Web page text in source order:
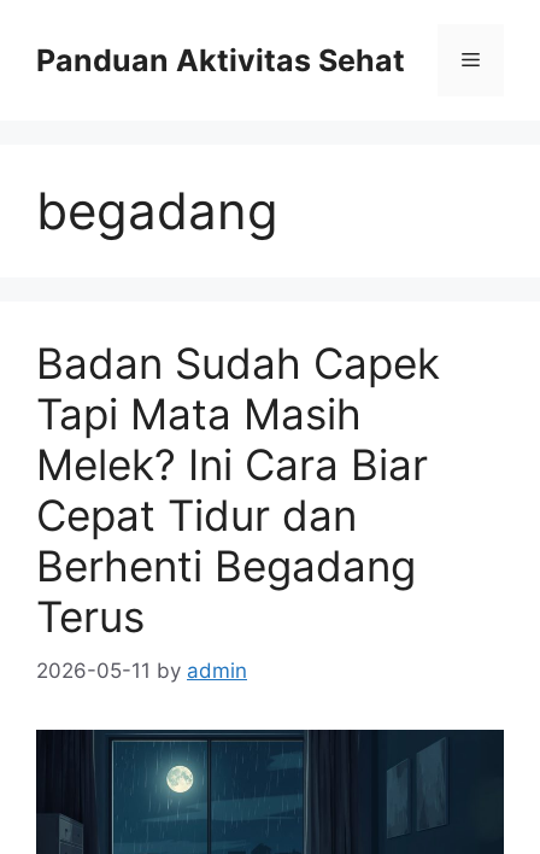
contentPanduan Aktivitas Sehat Menu
begadang
Badan Sudah Capek
Tapi Mata Masih
Melek? Ini Cara Biar
Cepat Tidur dan
Berhenti Begadang
Terus
2026-05-11 by admin